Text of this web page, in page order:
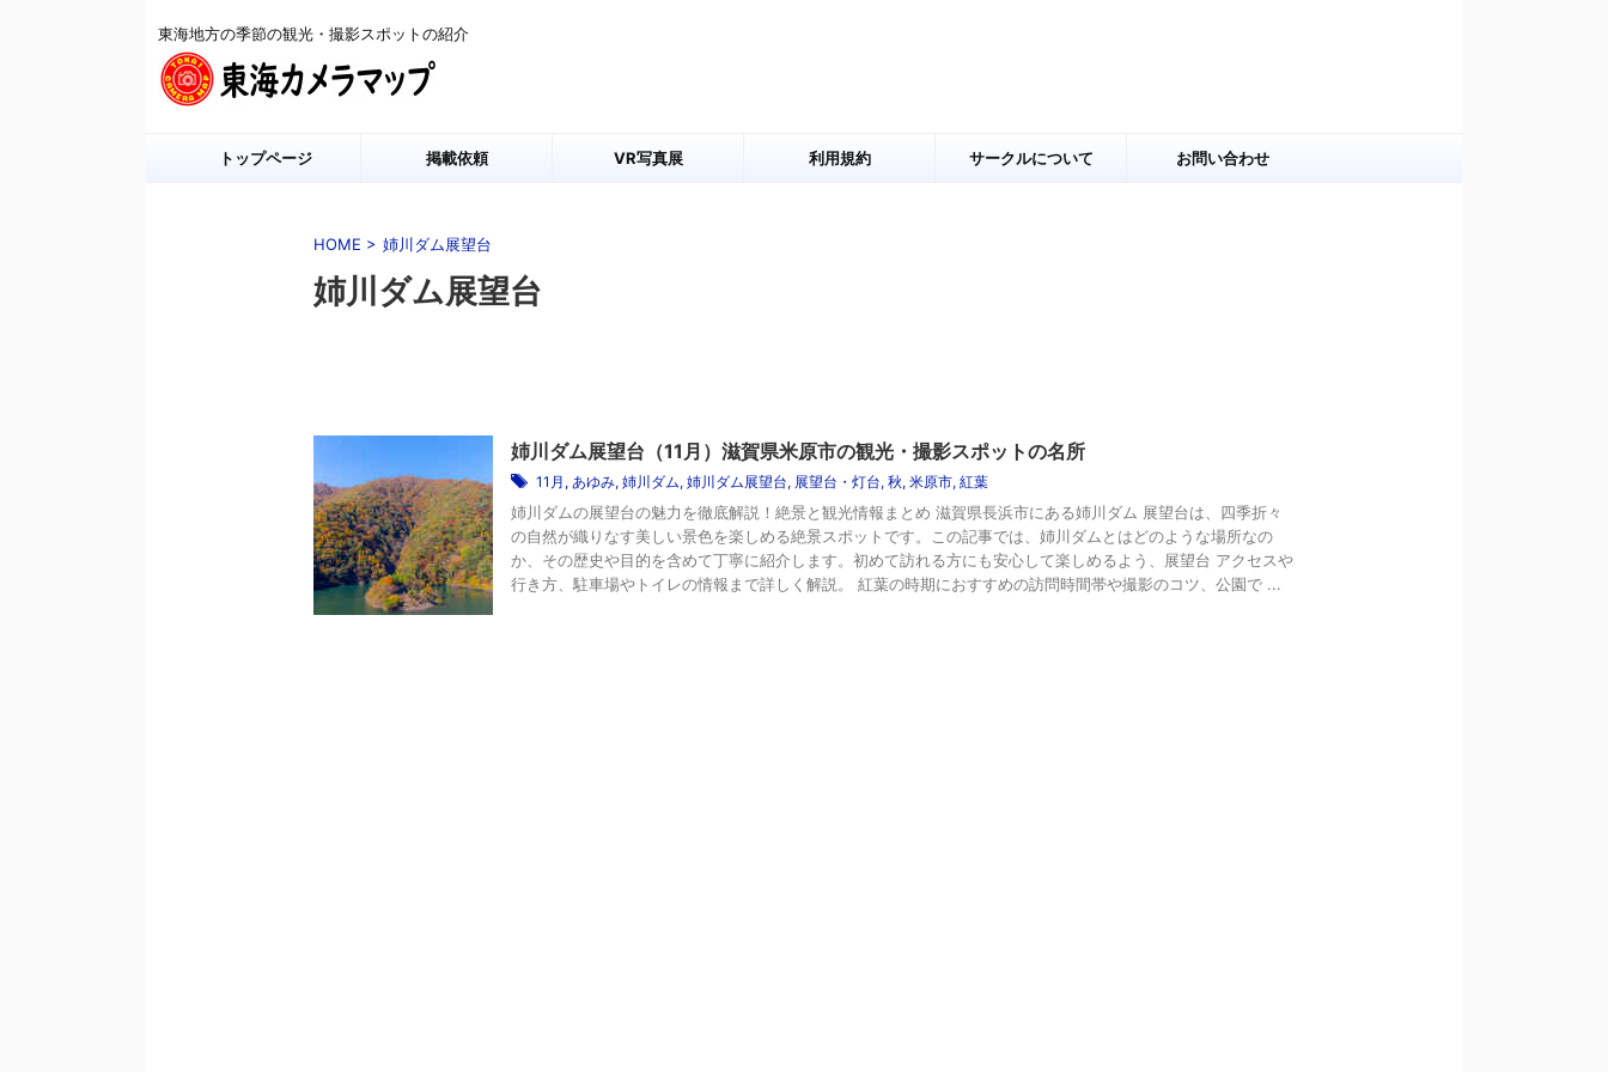
東海地方の季節の観光・撮影スポットの紹介
トップページ 掲載依頼 VR写真展 利用規約 サークルについて お問い合わせ
HOME > 姉川ダム展望台
姉川ダム展望台
姉川ダム展望台（11月）滋賀県米原市の観光・撮影スポットの名所
11月 , あゆみ, 姉川ダム, 姉川ダム展望台, 展望台・灯台, 秋, 米原市, 紅葉
姉川ダムの展望台の魅力を徹底解説！絶景と観光情報まとめ 滋賀県長浜市にある姉川ダム 展望台は、四季折々
の自然が織りなす美しい景色を楽しめる絶景スポットです。この記事では、姉川ダムとはどのような場所なの
か、その歴史や目的を含めて丁寧に紹介します。初めて訪れる方にも安心して楽しめるよう、展望台 アクセスや
行き方、駐車場やトイレの情報まで詳しく解説。 紅葉の時期におすすめの訪問時間帯や撮影のコツ、公園で ...